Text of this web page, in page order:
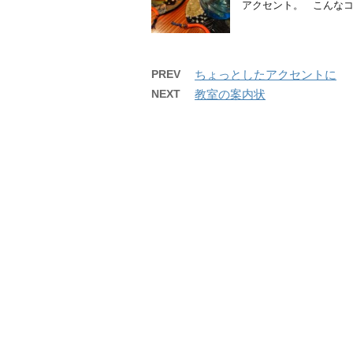
アクセント。 こんな
PREV ちょっとしたアクセントに
NEXT 教室の案内状